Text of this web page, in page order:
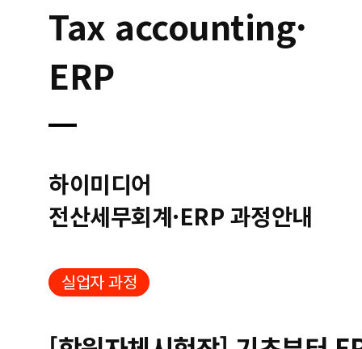
Tax accounting·
ERP
하이미디어
전산세무회계·ERP 과정안내
실업자 과정